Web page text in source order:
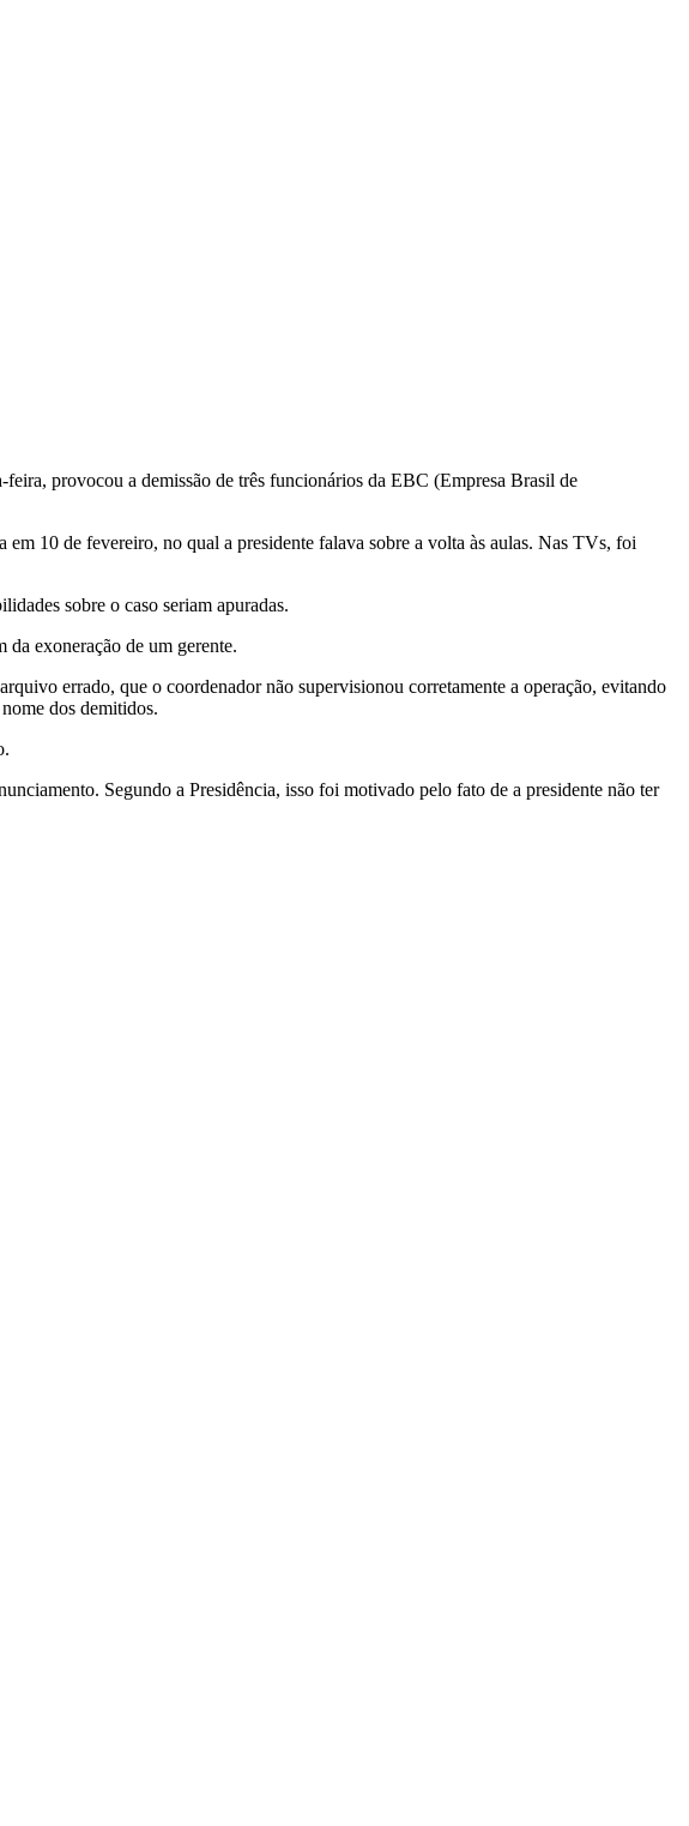
provocou a demissão de três funcionários da EBC (Empresa Brasil de
10 de fevereiro, no qual a presidente falava sobre a volta às aulas. Nas TVs, foi
sobre o caso seriam apuradas.
exoneração de um gerente.
errado, que o coordenador não supervisionou corretamente a operação, evitando
dos demitidos.
Segundo a Presidência, isso foi motivado pelo fato de a presidente não ter